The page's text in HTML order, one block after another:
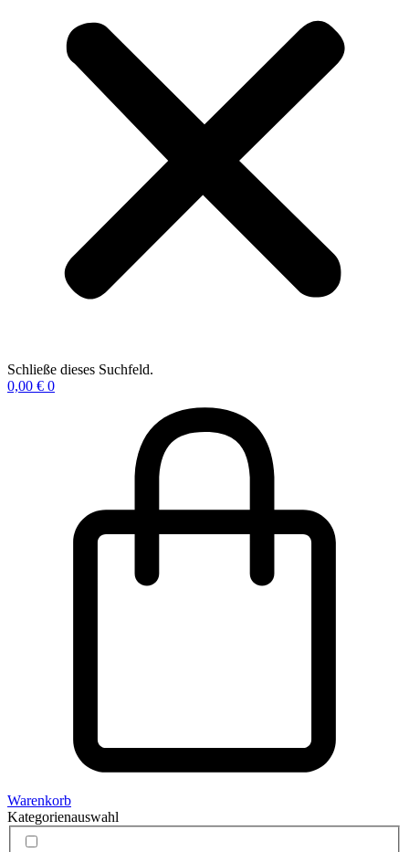
Schließe dieses Suchfeld.
0,00 € 0
Warenkorb
Kategorienauswahl